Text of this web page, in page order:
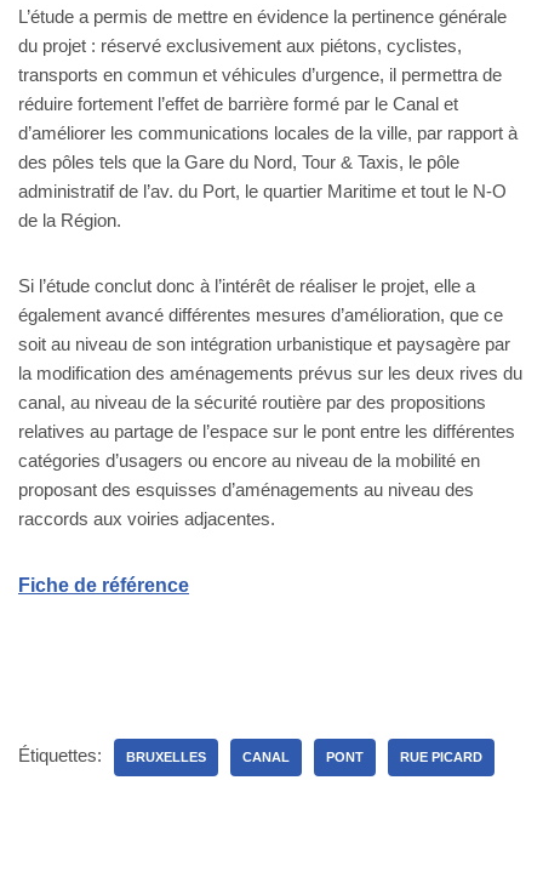
L’étude a permis de mettre en évidence la pertinence générale
du projet : réservé exclusivement aux piétons, cyclistes,
transports en commun et véhicules d’urgence, il permettra de
réduire fortement l’effet de barrière formé par le Canal et
d’améliorer les communications locales de la ville, par rapport à
des pôles tels que la Gare du Nord, Tour & Taxis, le pôle
administratif de l’av. du Port, le quartier Maritime et tout le N-O
de la Région.
Si l’étude conclut donc à l’intérêt de réaliser le projet, elle a
également avancé différentes mesures d’amélioration, que ce
soit au niveau de son intégration urbanistique et paysagère par
la modification des aménagements prévus sur les deux rives du
canal, au niveau de la sécurité routière par des propositions
relatives au partage de l’espace sur le pont entre les différentes
catégories d’usagers ou encore au niveau de la mobilité en
proposant des esquisses d’aménagements au niveau des
raccords aux voiries adjacentes.
Fiche de référence
Étiquettes: BRUXELLES CANAL PONT RUE PICARD